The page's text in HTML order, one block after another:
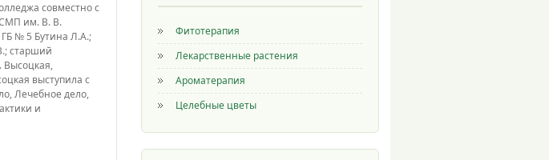
совместно с
им. В. В.
№ 5 Бутина Л.А.;
старший
Высоцкая,
выступила с
Лечебное дело,
и
Фитотерапия
Лекарственные растения
Ароматерапия
Целебные цветы